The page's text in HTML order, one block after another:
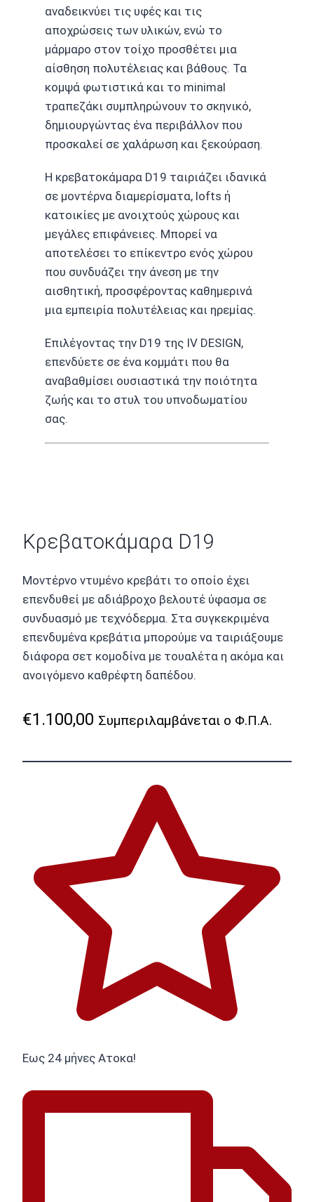
αναδεικνύει τις υφές και τις
αποχρώσεις των υλικών, ενώ το
μάρμαρο στον τοίχο προσθέτει μια
αίσθηση πολυτέλειας και βάθους. Τα
κομψά φωτιστικά και το minimal
τραπεζάκι συμπληρώνουν το σκηνικό,
δημιουργώντας ένα περιβάλλον που
προσκαλεί σε χαλάρωση και ξεκούραση.
Η κρεβατοκάμαρα D19 ταιριάζει ιδανικά
σε μοντέρνα διαμερίσματα, lofts ή
κατοικίες με ανοιχτούς χώρους και
μεγάλες επιφάνειες. Μπορεί να
αποτελέσει το επίκεντρο ενός χώρου
που συνδυάζει την άνεση με την
αισθητική, προσφέροντας καθημερινά
μια εμπειρία πολυτέλειας και ηρεμίας.
Επιλέγοντας την D19 της IV DESIGN,
επενδύετε σε ένα κομμάτι που θα
αναβαθμίσει ουσιαστικά την ποιότητα
ζωής και το στυλ του υπνοδωματίου
σας.
Κρεβατοκάμαρα D19
Μοντέρνο ντυμένο κρεβάτι το οποίο έχει
επενδυθεί με αδιάβροχο βελουτέ ύφασμα σε
συνδυασμό με τεχνόδερμα. Στα συγκεκριμένα
επενδυμένα κρεβάτια μπορούμε να ταιριάξουμε
διάφορα σετ κομοδίνα με τουαλέτα η ακόμα και
ανοιγόμενο καθρέφτη δαπέδου.
€1.100,00 Συμπεριλαμβάνεται ο Φ.Π.Α.
Εως 24 μήνες Ατοκα!